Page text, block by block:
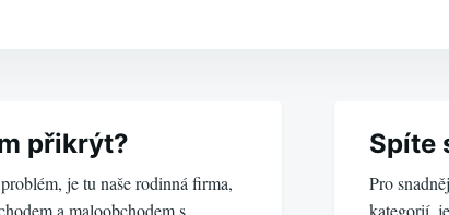
přikrýt?
je tu naše rodinná firma,
Spíte
Pro